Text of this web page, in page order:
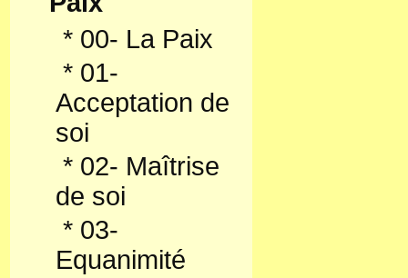
* 00- La Paix
* 01-
Acceptation de
soi
* 02- Maîtrise
de soi
* 03-
Equanimité